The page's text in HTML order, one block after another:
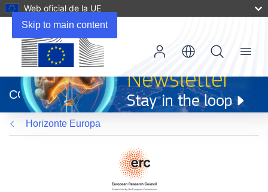
Skip to main content
Web oficial de la UE
abrirá
en
una
nueva
ventana)
CORDIS
Menu
Horizonte Europa